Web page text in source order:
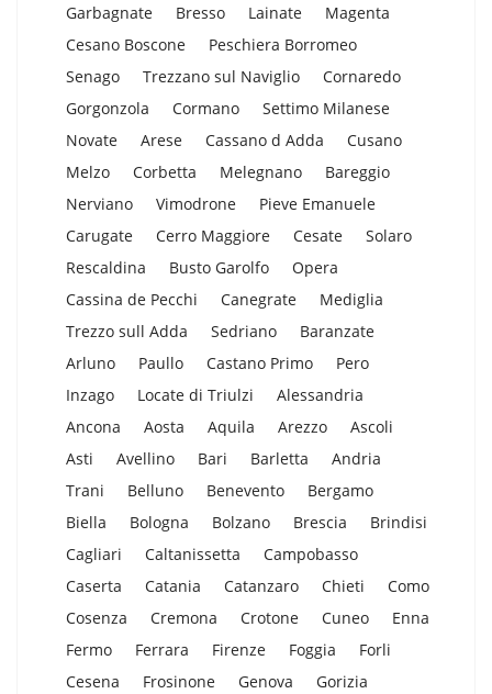
Garbagnate
Bresso Lainate
Magenta
Cesano Boscone
Peschiera Borromeo
Senago
Trezzano sul Naviglio
Cornaredo
Gorgonzola
Cormano
Settimo Milanese
Novate
Arese Cassano d Adda
Cusano
Melzo
Corbetta Melegnano
Bareggio
Nerviano
Vimodrone
Pieve Emanuele
Carugate
Cerro Maggiore Cesate
Solaro
Rescaldina
Busto Garolfo
Opera
Cassina de Pecchi
Canegrate
Mediglia
Trezzo sull Adda
Sedriano
Baranzate
Arluno
Paullo Castano Primo
Pero
Inzago
Locate di Triulzi
Alessandria
Ancona
Aosta Aquila Arezzo
Ascoli
Asti
Avellino Bari Barletta
Andria
Trani
Belluno Benevento
Bergamo
Biella
Bologna Bolzano Brescia
Brindisi
Cagliari
Caltanissetta
Campobasso
Caserta
Catania Catanzaro Chieti
Como
Cosenza
Cremona Crotone Cuneo
Enna
Fermo
Ferrara Firenze Foggia
Forli
Cesena
Frosinone Genova
Gorizia